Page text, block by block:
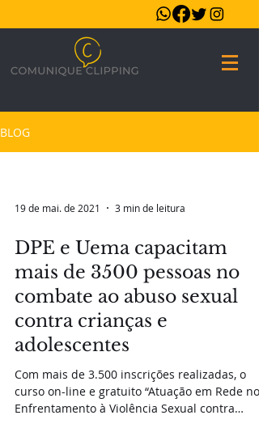
BLOG
19 de mai. de 2021 3 min de leitura
DPE e Uema capacitam
mais de 3500 pessoas no
combate ao abuso sexual
contra crianças e
adolescentes
Com mais de 3.500 inscrições realizadas, o
curso on-line e gratuito “Atuação em Rede no
Enfrentamento à Violência Sexual contra